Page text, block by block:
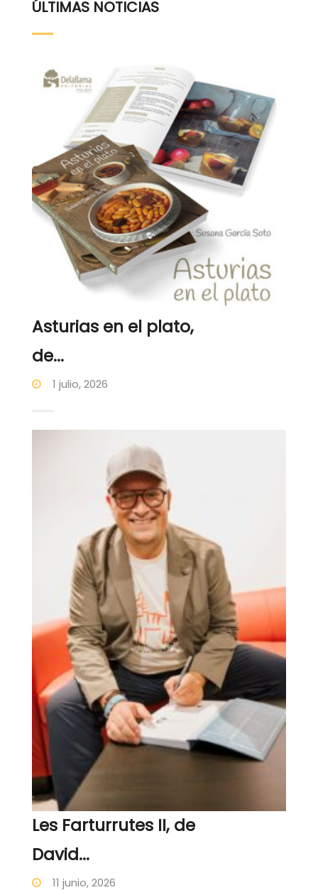
ÚLTIMAS NOTICIAS
Asturias en el plato,
de...
1 julio, 2026
Les Farturrutes II, de
David...
11 junio, 2026